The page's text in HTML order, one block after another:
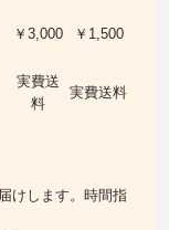
￥3,000 ￥1,500
実費送
料
実費送料
けします。時間指